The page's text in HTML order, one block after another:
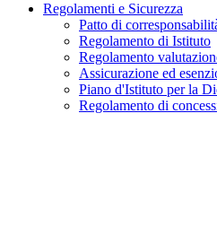
Regolamenti e Sicurezza
Patto di
Regolamento di Istituto
Regolamento
Assicurazione ed
Piano d'Istituto per la
Regolamento di